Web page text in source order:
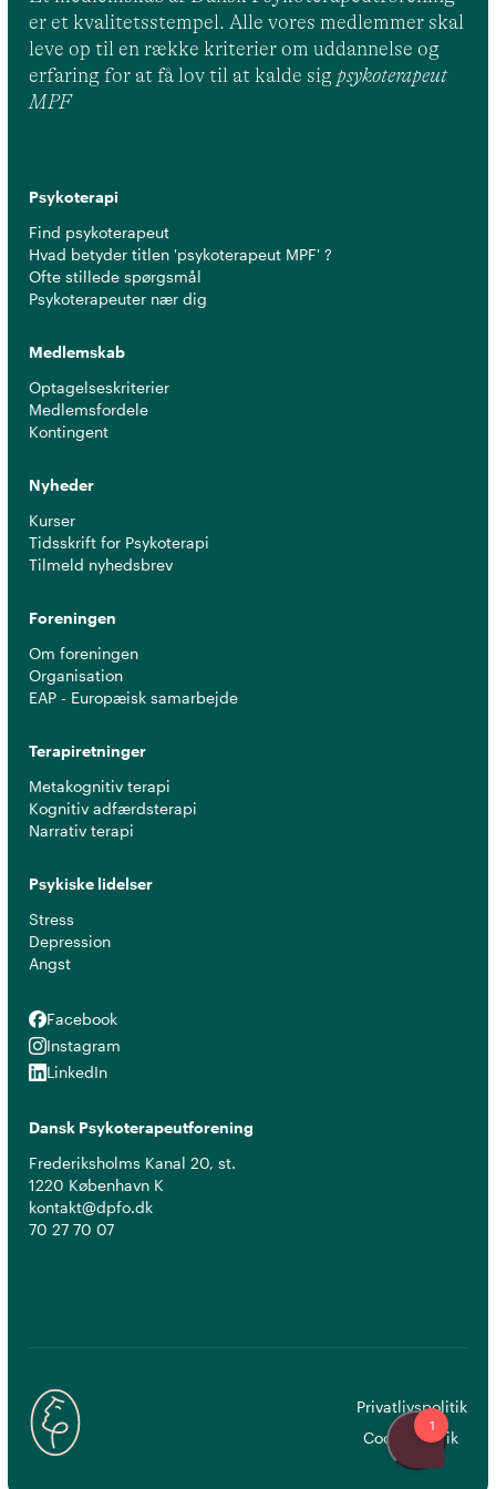
er et kvalitetsstempel. Alle vores medlemmer skal
leve op til en række kriterier om uddannelse og
erfaring for at få lov til at kalde sig psykoterapeut
MPF
Psykoterapi
Find psykoterapeut
Hvad betyder titlen 'psykoterapeut MPF' ?
Ofte stillede spørgsmål
Psykoterapeuter nær dig
Medlemskab
Optagelseskriterier
Medlemsfordele
Kontingent
Nyheder
Kurser
Tidsskrift for Psykoterapi
Tilmeld nyhedsbrev
Foreningen
Om foreningen
Organisation
EAP - Europæisk samarbejde
Terapiretninger
Metakognitiv terapi
Kognitiv adfærdsterapi
Narrativ terapi
Psykiske lidelser
Stress
Depression
Angst
Facebook
Facebook
Instagram
Instagram
LinkedIn
LinkedIn
Dansk Psykoterapeutforening
Frederiksholms Kanal 20, st.
1220 København K
kontakt@dpfo.dk
70 27 70 07
Privatlivspolitik
Cookiepolitik